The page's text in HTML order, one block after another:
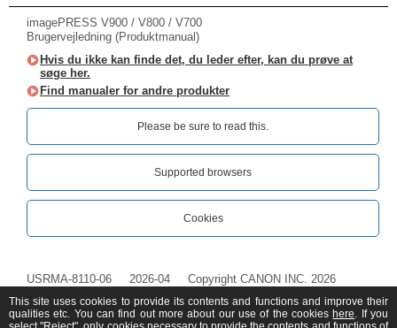
imagePRESS V900 / V800 / V700
Brugervejledning (Produktmanual)
Hvis du ikke kan finde det, du leder efter, kan du prøve at
søge her.
Find manualer for andre produkter
Please be sure to read this.‎
Supported browsers
Cookies
USRMA-8110-06 2026-04 Copyright CANON INC. 2026
This site uses cookies to provide its contents and functions and improve their
qualities etc. You can find out more about our use of the cookies here. If you